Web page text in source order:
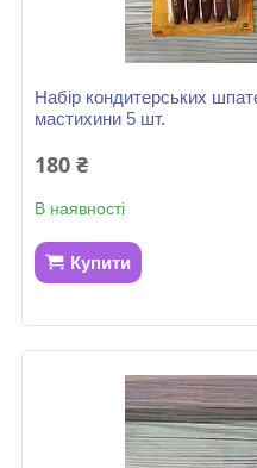
Набір кондитерських
мастихини 5 шт.
180 ₴
В наявності
Купити